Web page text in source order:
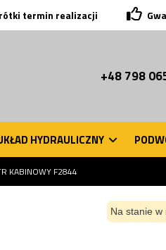
termin realizacji
+48 798
HYDRAULICZNY
KABINOWY F2844
Na stanie w